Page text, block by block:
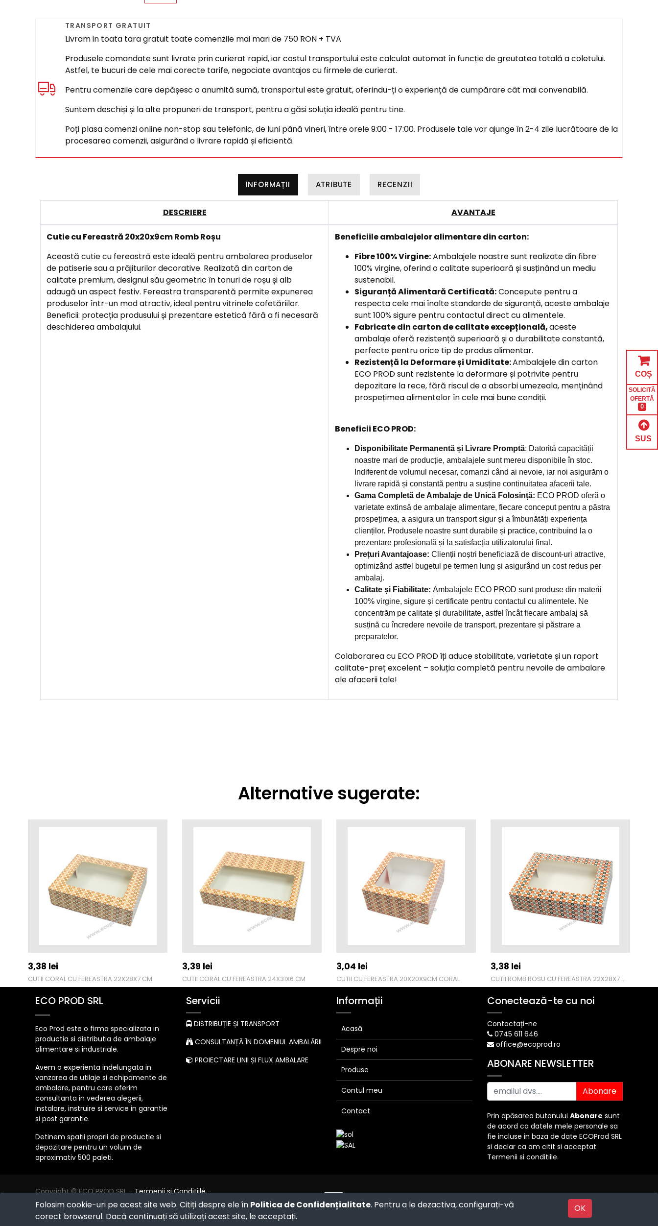
TRANSPORT GRATUIT
Livram in toata tara gratuit toate comenzile mai mari de 750 RON + TVA
Produsele comandate sunt livrate prin curierat rapid, iar costul transportului este calculat automat în funcție de greutatea totală a coletului.
Astfel, te bucuri de cele mai corecte tarife, negociate avantajos cu firmele de curierat.
Pentru comenzile care depășesc o anumită sumă, transportul este gratuit, oferindu-ți o experiență de cumpărare cât mai convenabilă.
Suntem deschiși și la alte propuneri de transport, pentru a găsi soluția ideală pentru tine.
Poți plasa comenzi online non-stop sau telefonic, de luni până vineri, între orele 9:00 - 17:00. Produsele tale vor ajunge în 2-4 zile lucrătoare de la
procesarea comenzii, asigurând o livrare rapidă și eficientă.
INFORMAȚII ATRIBUTE RECENZII
DESCRIERE AVANTAJE
Cutie cu Fereastră 20x20x9cm Romb Roșu
Această cutie cu fereastră este ideală pentru ambalarea produselor
de patiserie sau a prăjiturilor decorative. Realizată din carton de
calitate premium, designul său geometric în tonuri de roșu și alb
adaugă un aspect festiv. Fereastra transparentă permite expunerea
produselor într-un mod atractiv, ideal pentru vitrinele cofetăriilor.
Beneficii: protecția produsului și prezentare estetică fără a fi necesară
deschiderea ambalajului.
Beneficiileambalajelor alimentare din carton:
Fibre 100% Virgine:Ambalajele noastre sunt realizate din fibre
100% virgine, oferind o calitate superioară și susținând un mediu
sustenabil.
Siguranță Alimentară Certificată:Concepute pentru a
respecta cele mai înalte standarde de siguranță, aceste ambalaje
sunt 100% sigure pentru contactul direct cu alimentele.
Fabricate din carton de calitate excepțională,aceste
ambalaje oferă rezistență superioară și o durabilitate constantă,
perfecte pentru orice tip de produs alimentar.
Rezistență la Deformare și Umiditate:Ambalajele din carton
ECO PROD sunt rezistente la deformare și potrivite pentru
depozitare la rece, fără riscul de a absorbi umezeala, menținând
prospețimea alimentelor în cele mai bune condiții.
Beneficii ECO PROD:
Disponibilitate Permanentă și Livrare Promptă: Datorită capacității
noastre mari de producție, ambalajele sunt mereu disponibile în stoc.
Indiferent de volumul necesar, comanzi când ai nevoie, iar noi asigurăm o
livrare rapidă și constantă pentru a susține continuitatea afacerii tale.
Gama Completă de Ambalaje de Unică Folosință: ECO PROD oferă o
varietate extinsă de ambalaje alimentare, fiecare conceput pentru a păstra
prospețimea, a asigura un transport sigur și a îmbunătăți experiența
clienților. Produsele noastre sunt durabile și practice, contribuind la o
prezentare profesională și la satisfacția utilizatorului final.
Prețuri Avantajoase: Clienții noștri beneficiază de discount-uri atractive,
optimizând astfel bugetul pe termen lung și asigurând un cost redus per
ambalaj.
Calitate și Fiabilitate: Ambalajele ECO PROD sunt produse din materii
100% virgine, sigure și certificate pentru contactul cu alimentele. Ne
concentrăm pe calitate și durabilitate, astfel încât fiecare ambalaj să
susțină cu încredere nevoile de transport, prezentare și păstrare a
preparatelor.
Colaborarea cu ECO PROD îți aduce stabilitate, varietate și un raport
calitate-preț excelent – soluția completă pentru nevoile de ambalare
ale afacerii tale!
Alternative sugerate:
3,38 lei
CUTII CORAL CU FEREASTRA 22X28X7 CM
3,39 lei
CUTII CORAL CU FEREASTRA 24X31X6 CM
3,04 lei
CUTII CU FEREASTRA 20X20X9CM CORAL
3,38 lei
CUTII ROMB ROSU CU FEREASTRA 22X28X7 CM
Folosim cookie-uri pe acest site web. Citiți despre ele în Politica de Confidențialitate. Pentru a le dezactiva, configurați-vă
corect browserul. Dacă continuați să utilizați acest site, le acceptați.
OK
ECO PROD SRL
Eco Prod este o firma specializata in
productia si distributia de ambalaje
alimentare si industriale.
Avem o experienta indelungata in
vanzarea de utilaje si echipamente de
ambalare, pentru care oferim
consultanta in vederea alegerii,
instalare, instruire si service in garantie
si post garantie.
Detinem spatii proprii de productie si
depozitare pentru un volum de
aproximativ 500 paleti.
Servicii
DISTRIBUȚIE ȘI TRANSPORT
CONSULTANȚĂ ÎN DOMENIUL AMBALĂRII
PROIECTARE LINII ȘI FLUX AMBALARE
Informații
Acasă
Despre noi
Produse
Contul meu
Contact
Conectează-te cu noi
Contactați-ne
0745 611 646
office@ecoprod.ro
ABONARE NEWSLETTER
Abonare
Prin apăsarea butonului Abonare sunt
de acord ca datele mele personale sa
fie incluse in baza de date ECOProd SRL
si declar ca am citit si acceptat
Termenii si conditiile.
Copyright © ECO PROD SRL -Termenii si Conditiile -
Politica de Confidențialitate -Consultanță juridică -
Politica de retur
Cum cumpăr?
eCommerce
Powered by
COȘ
SOLICITĂ
OFERTĂ
0
SUS